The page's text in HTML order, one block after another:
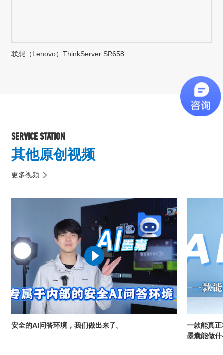
联想（Lenovo）ThinkServer SR658
SERVICE STATION
其他原创视频
更多视频
安全的AI问答环境，我们做出来了。
一款能真
墨囊能做什